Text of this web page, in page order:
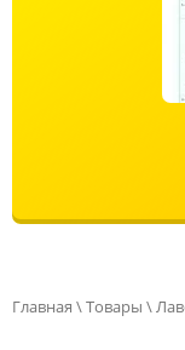
Главная \Товары \